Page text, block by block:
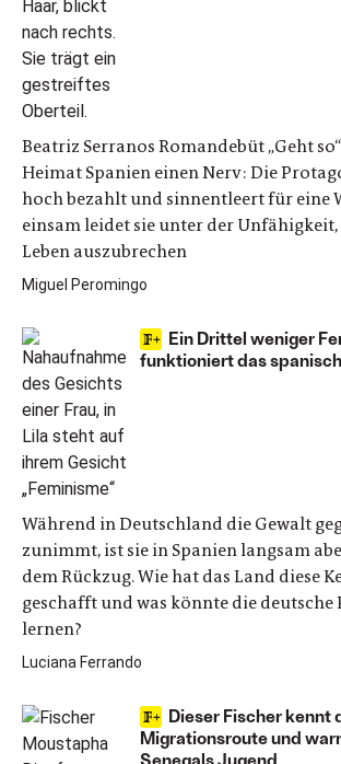
Beatriz Serranos Romandebüt „Geht
Heimat Spanien einen Nerv: Die
hoch bezahlt und sinnentleert für eine
einsam leidet sie unter der Unfähigkeit,
Leben auszubrechen
Miguel Peromingo
Ein Drittel weniger
funktioniert das
Während in Deutschland die Gewalt
zunimmt, ist sie in Spanien langsam
dem Rückzug. Wie hat das Land diese
geschafft und was könnte die
lernen?
Luciana Ferrando
Dieser Fischer kennt
Migrationsroute und
Senegals Jugend